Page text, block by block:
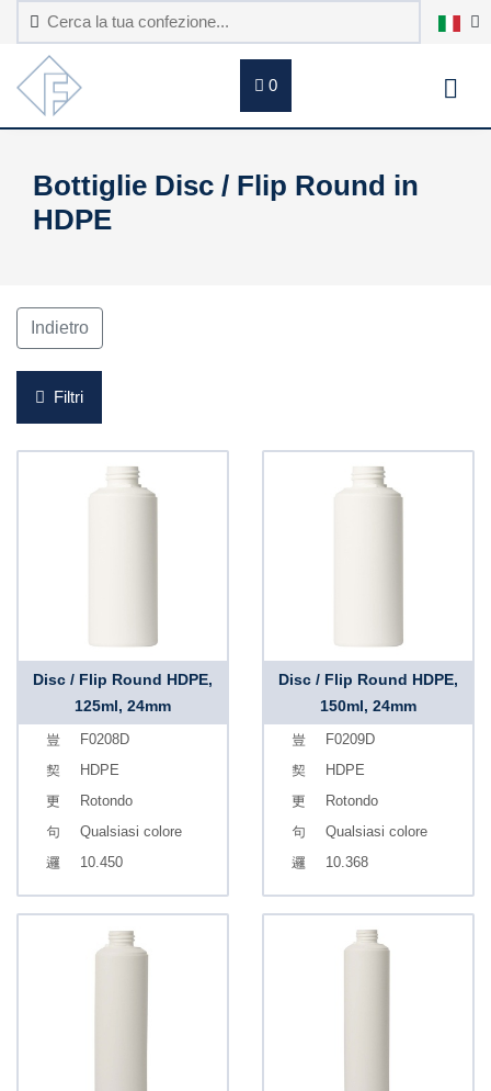
0
Bottiglie Disc / Flip Round in
HDPE
Indietro
Filtri
Disc / Flip Round HDPE,
125ml, 24mm
F0208D
HDPE
Rotondo
Qualsiasi colore
10.450
Disc / Flip Round HDPE,
150ml, 24mm
F0209D
HDPE
Rotondo
Qualsiasi colore
10.368